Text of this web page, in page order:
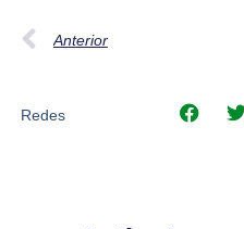
Anterior
Redes